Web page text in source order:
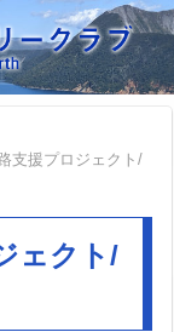
支援プロジェクト/
ェクト/